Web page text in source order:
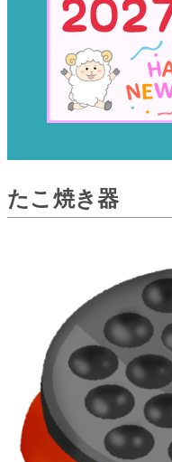
たこ焼き器